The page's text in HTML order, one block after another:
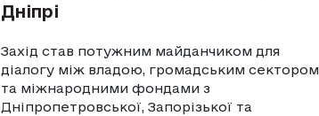
Дніпрі
Захід став потужним майданчиком для
діалогу між владою, громадським сектором
та міжнародними фондами з
Дніпропетровської, Запорізької та